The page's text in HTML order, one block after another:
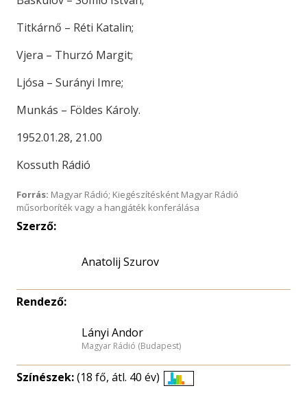
Titkárnő – Réti Katalin;
Vjera – Thurzó Margit;
Ljósa – Surányi Imre;
Munkás – Földes Károly.
1952.01.28, 21.00
Kossuth Rádió
Forrás: Magyar Rádió; Kiegészítésként Magyar Rádió
műsorboríték vagy a hangjáték konferálása
Szerző:
Anatolij Szurov
Rendező:
Lányi Andor
Magyar Rádió (Budapest)
Színészek:(18 fő, átl. 40 év)